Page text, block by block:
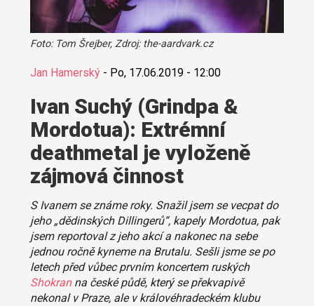
Foto: Tom Šrejber, Zdroj: the-aardvark.cz
Jan Hamerský- Po, 17.06.2019 - 12:00
Ivan Suchý (Grindpa &
Mordotua): Extrémní
deathmetal je vyloženě
zájmová činnost
S Ivanem se známe roky. Snažil jsem se vecpat do
jeho „dědinských Dillingerů“, kapely Mordotua, pak
jsem reportoval z jeho akcí a nakonec na sebe
jednou ročně kyneme na Brutalu. Sešli jsme se po
letech před vůbec prvním koncertem ruských
Shokranna české půdě, který se překvapivě
nekonal v Praze, ale v královéhradeckém klubu